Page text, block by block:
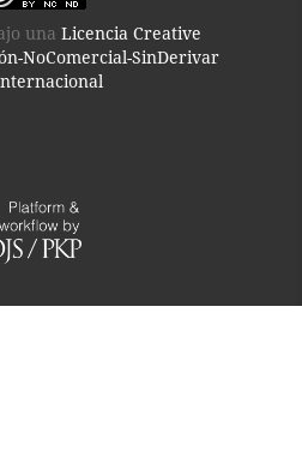
una Licencia Creative
NoComercial-SinDerivar